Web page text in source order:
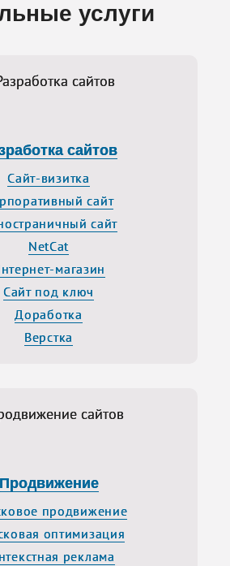
услуги
сайтов
Сайт-визитка
сайт
сайт
NetCat
магазин
Сайт под ключ
Доработка
Верстка
Продвижение
продвижение
оптимизация
реклама